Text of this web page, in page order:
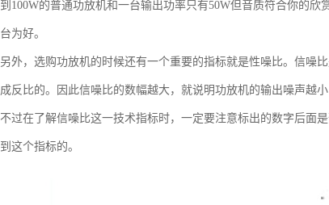
到100W的普通功放机和一台输出功率只有50W但音质符合你的
台为好。
另外，选购功放机的时候还有一个重要的指标就是性噪比。信噪
成反比的。因此信噪比的数幅越大，就说明功放机的输出噪声越
不过在了解信噪比这一技术指标时，一定要注意标出的数字后面
到这个指标的。